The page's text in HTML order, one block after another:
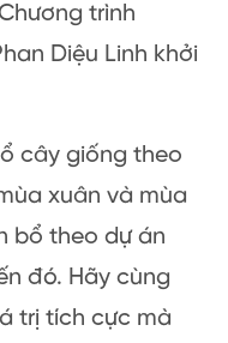
trình
Diệu Linh khởi
cây giống theo
xuân và mùa
bổ theo dự án
đó. Hãy cùng
trị tích cực mà